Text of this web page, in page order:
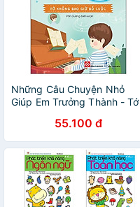
Những Câu Chuyện Nhỏ
Giúp Em Trưởng Thành - Tớ
55.100 đ